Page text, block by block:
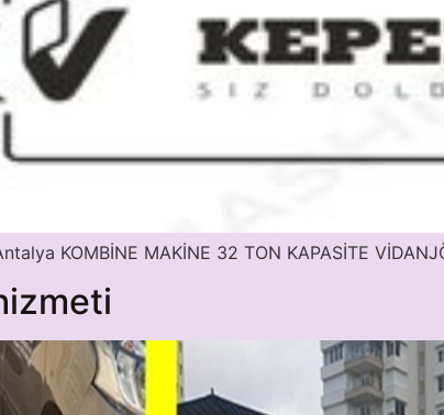
KOMBİNE MAKİNE 32 TON KAPASİTE